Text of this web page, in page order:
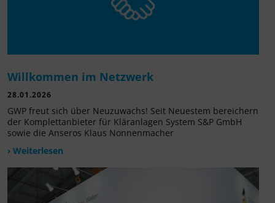
Willkommen im Netzwerk
28.01.2026
GWP freut sich über Neuzuwachs! Seit Neuestem bereichern
der Komplettanbieter für Kläranlagen System S&P GmbH
sowie die Anseros Klaus Nonnenmacher
› Weiterlesen